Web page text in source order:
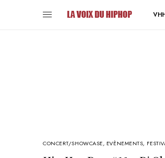
CONCERT/SHOWCASE, EVÈNEMENTS,